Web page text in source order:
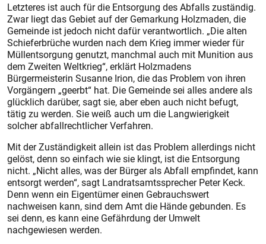
Letzteres ist auch für die Entsorgung des Abfalls zuständig.
Zwar liegt das Gebiet auf der Gemarkung Holzmaden, die
Gemeinde ist jedoch nicht dafür verantwortlich. „Die alten
Schieferbrüche wurden nach dem Krieg immer wieder für
Müllentsorgung genutzt, manchmal auch mit Munition aus
dem Zweiten Weltkrieg“, erklärt Holzmadens
Bürgermeisterin Susanne Irion, die das Problem von ihren
Vorgängern „geerbt“ hat. Die Gemeinde sei alles andere als
glücklich darüber, sagt sie, aber eben auch nicht befugt,
tätig zu werden. Sie weiß auch um die Langwierigkeit
solcher abfallrechtlicher Verfahren.
Mit der Zuständigkeit allein ist das Problem allerdings nicht
gelöst, denn so einfach wie sie klingt, ist die Entsorgung
nicht. „Nicht alles, was der Bürger als Abfall empfindet, kann
entsorgt werden“, sagt Landratsamtssprecher Peter Keck.
Denn wenn ein Eigentümer einen Gebrauchswert
nachweisen kann, sind dem Amt die Hände gebunden. Es
sei denn, es kann eine Gefährdung der Umwelt
nachgewiesen werden.